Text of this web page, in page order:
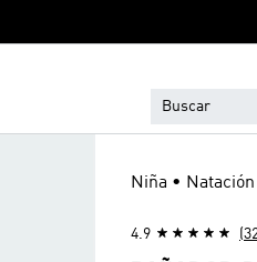
Niña • Natación
4.9